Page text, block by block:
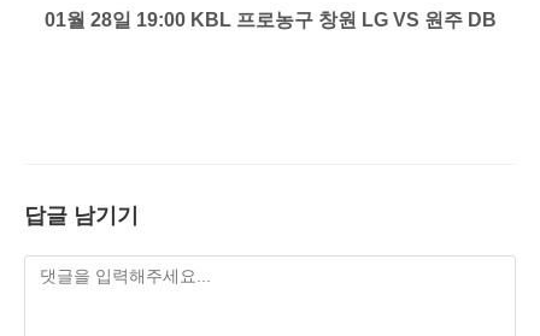
01월 28일 19:00 KBL 프로농구 창원 LG VS 원주 DB
답글 남기기